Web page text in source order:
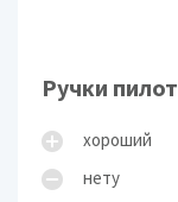
Ручки пилот
хороший
нету